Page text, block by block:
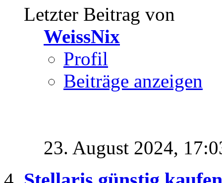
Letzter Beitrag von
WeissNix
Profil
Beiträge anzeigen
23. August 2024,